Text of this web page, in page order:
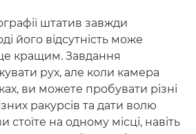
штатив завжди
його відсутність може
кращим. Завдання
рух, але коли камера
ви можете пробувати різні
ракурсів та дати волю
стоїте на одному місці, навіть